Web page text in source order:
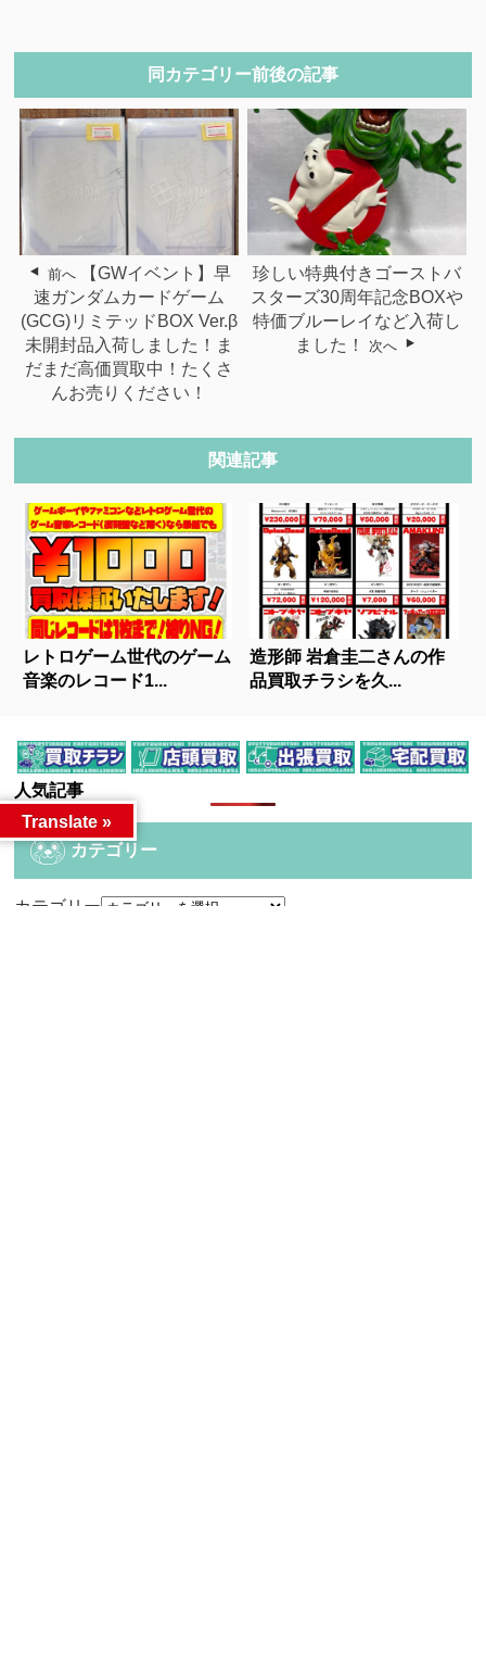
同カテゴリー前後の記事
前へ
【GWイベント】早
速ガンダムカードゲーム
(GCG)リミテッドBOX Ver.β
未開封品入荷しました！ま
だまだ高価買取中！たくさ
んお売りください！
珍しい特典付きゴーストバ
スターズ30周年記念BOXや
特価ブルーレイなど入荷し
ました！
次へ
関連記事
レトロゲーム世代のゲーム
音楽のレコード1...
造形師 岩倉圭二さんの作
品買取チラシを久...
人気記事
カテゴリー
カテゴリー
Translate »